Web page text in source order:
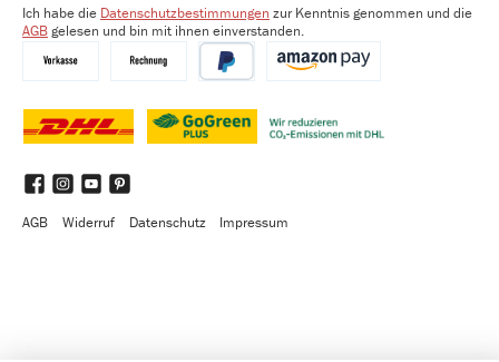
Ich habe die Datenschutzbestimmungen zur Kenntnis genommen und die
AGBgelesen und bin mit ihnen einverstanden.
FacebookInstagram
YouTubePinterest
AGB
Widerruf Datenschutz Impressum